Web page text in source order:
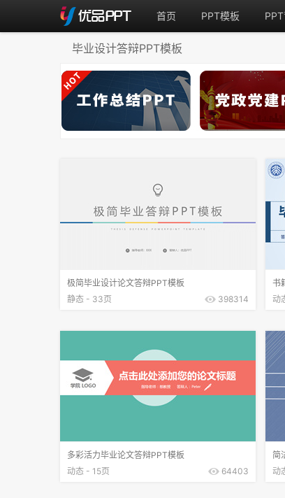
首页 PPT模板
毕业设计答辩PPT模板
极简毕业设计论文答辩PPT模板
静态 - 33页
398314
书
动
多彩活力毕业论文答辩PPT模板
动态 - 15页
64403
简
动